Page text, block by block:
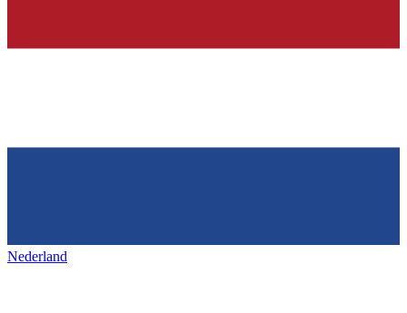
Nederland